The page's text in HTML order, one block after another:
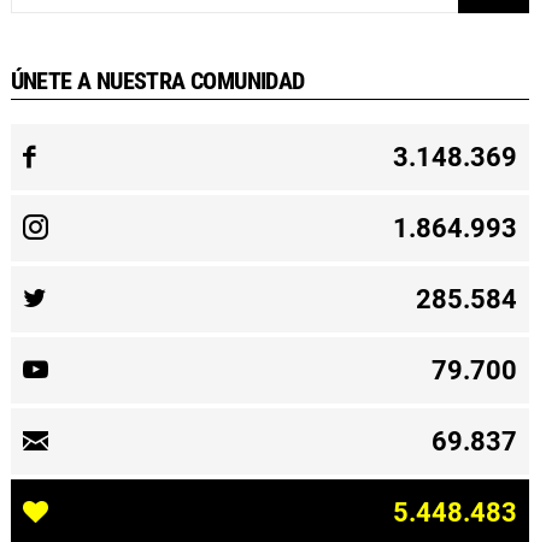
ÚNETE A NUESTRA COMUNIDAD
3.148.369
1.864.993
285.584
79.700
69.837
5.448.483